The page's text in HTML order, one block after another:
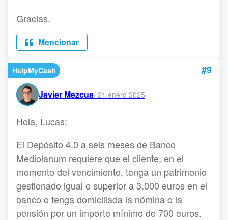
Gracias.
Mencionar
HelpMyCash #9
Javier Mezcua/ 21 enero 2025
Hola, Lucas:
El Depósito 4.0 a seis meses de Banco
Mediolanum requiere que el cliente, en el
momento del vencimiento, tenga un patrimonio
gestionado igual o superior a 3.000 euros en el
banco o tenga domiciliada la nómina o la
pensión por un importe mínimo de 700 euros.